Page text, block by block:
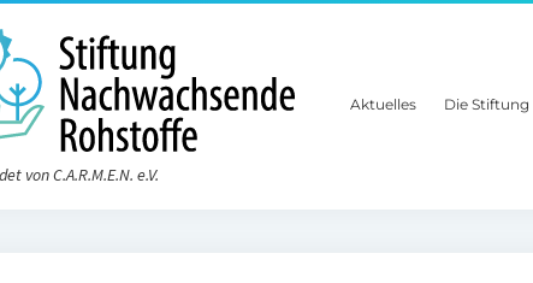
von C.A.R.M.E.N. e.V.
Aktuelles Die Stiftung